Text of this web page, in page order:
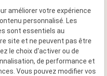
améliorer votre expérience
personnalisé. Les
sont essentiels au
site et ne peuvent pas être
le choix d'activer ou de
de performance et
Vous pouvez modifier vos